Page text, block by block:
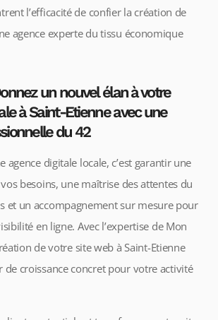
l’efficacité de confier la création de
agence experte du tissu économique
un nouvel élan à votre
à Saint-Etienne avec une
du 42
agence digitale locale, c’est garantir une
besoins, une maîtrise des attentes du
et un accompagnement sur mesure pour
en ligne. Avec l’expertise de Mon
de votre site web à Saint-Etienne
croissance concret pour votre activité